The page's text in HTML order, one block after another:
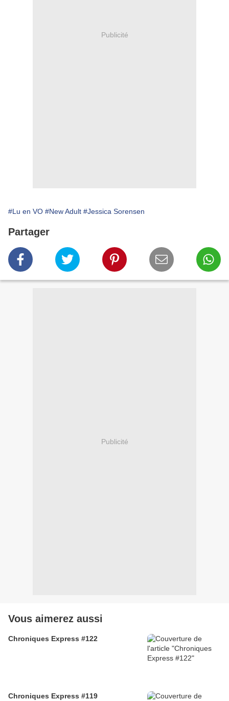
Publicité
#Lu en VO #New Adult #Jessica Sorensen
Partager
Publicité
Vous aimerez aussi
Chroniques Express #122
Chroniques Express #119